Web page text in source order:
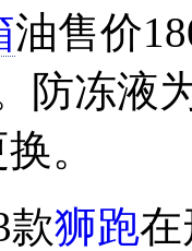
油售价
防冻液
。
款狮跑在